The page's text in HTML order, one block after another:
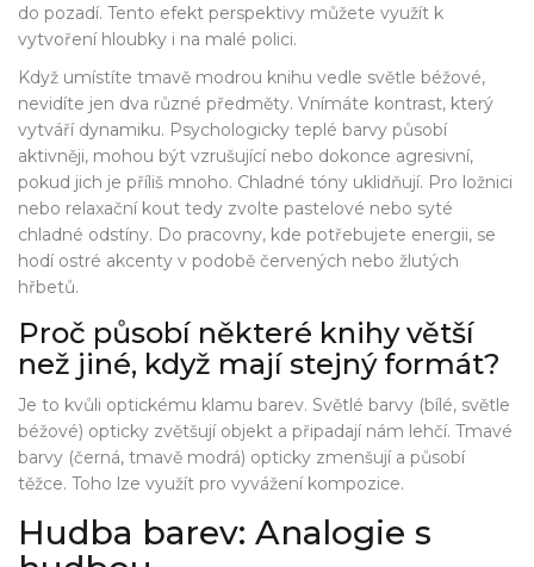
do pozadí. Tento efekt perspektivy můžete využít k
vytvoření hloubky i na malé polici.
Když umístíte tmavě modrou knihu vedle světle béžové,
nevidíte jen dva různé předměty. Vnímáte kontrast, který
vytváří dynamiku. Psychologicky teplé barvy působí
aktivněji, mohou být vzrušující nebo dokonce agresivní,
pokud jich je příliš mnoho. Chladné tóny uklidňují. Pro ložnici
nebo relaxační kout tedy zvolte pastelové nebo syté
chladné odstíny. Do pracovny, kde potřebujete energii, se
hodí ostré akcenty v podobě červených nebo žlutých
hřbetů.
Proč působí některé knihy větší
než jiné, když mají stejný formát?
Je to kvůli optickému klamu barev. Světlé barvy (bílé, světle
béžové) opticky zvětšují objekt a připadají nám lehčí. Tmavé
barvy (černá, tmavě modrá) opticky zmenšují a působí
těžce. Toho lze využít pro vyvážení kompozice.
Hudba barev: Analogie s